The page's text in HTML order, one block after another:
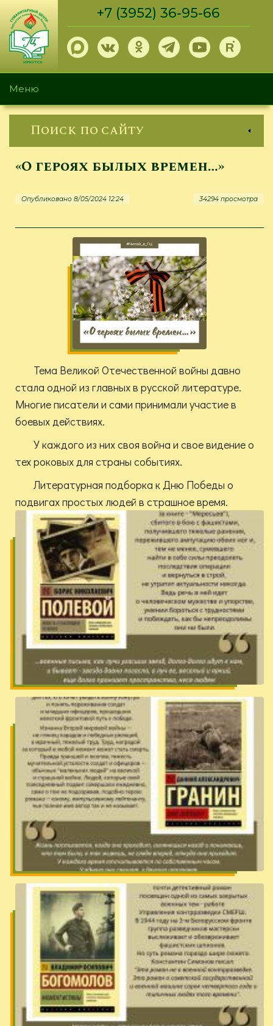
Перейти
основному
содержанию
+7 (3952) 36-95-66
Меню
Поиск по сайту
«О героях былых времен…»
Опубликовано 8/05/2024 12:24 34294 просмотра
Тема Великой Отечественной войны давно
стала одной из главных в русской литературе.
Многие писатели и сами принимали участие в
боевых действиях.
У каждого из них своя война и свое видение о
тех роковых для страны событиях.
Литературная подборка к Дню Победы о
подвигах простых людей в страшное время.